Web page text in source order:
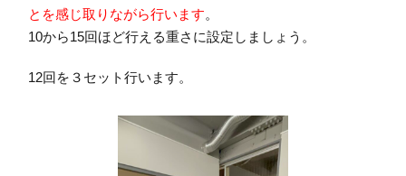
とを感じ取りながら行います。
10から15回ほど行える重さに設定しましょう。
12回を３セット行います。